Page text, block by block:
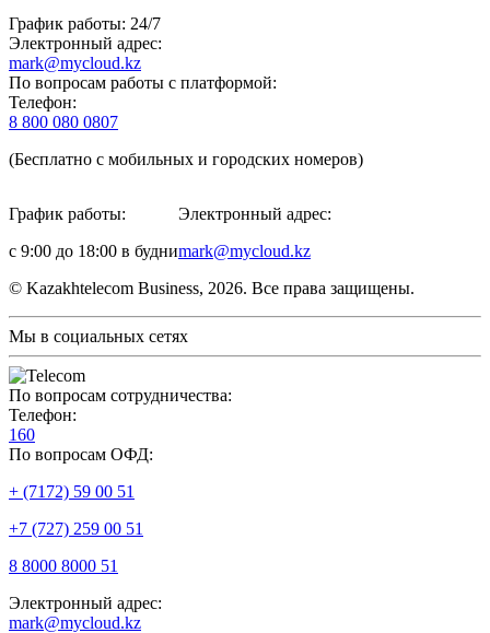
График работы: 24/7
Электронный адрес:
mark@mycloud.kz
По вопросам работы с платформой:
Телефон:
8 800 080 0807
(Бесплатно с мобильных и городских номеров)
График работы:
с 9:00 до 18:00 в будни
Электронный адрес:
mark@mycloud.kz
© Kazakhtelecom Business, 2026. Все права защищены.
Мы в социальных сетях
По вопросам сотрудничества:
Телефон:
160
По вопросам ОФД:
+ (7172) 59 00 51
+7 (727) 259 00 51
8 8000 8000 51
Электронный адрес:
mark@mycloud.kz